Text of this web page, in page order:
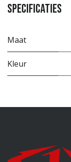
Specificaties
Maat
Kleur